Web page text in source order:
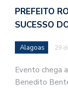
PREFEITO
SUCESSO
Alagoas 29
Evento chega
Benedito